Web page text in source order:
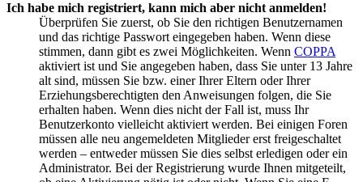
Ich habe mich registriert, kann mich aber nicht anmelden!
Überprüfen Sie zuerst, ob Sie den richtigen Benutzernamen
und das richtige Passwort eingegeben haben. Wenn diese
stimmen, dann gibt es zwei Möglichkeiten. Wenn COPPA
aktiviert ist und Sie angegeben haben, dass Sie unter 13 Jahre
alt sind, müssen Sie bzw. einer Ihrer Eltern oder Ihrer
Erziehungsberechtigten den Anweisungen folgen, die Sie
erhalten haben. Wenn dies nicht der Fall ist, muss Ihr
Benutzerkonto vielleicht aktiviert werden. Bei einigen Foren
müssen alle neu angemeldeten Mitglieder erst freigeschaltet
werden – entweder müssen Sie dies selbst erledigen oder ein
Administrator. Bei der Registrierung wurde Ihnen mitgeteilt,